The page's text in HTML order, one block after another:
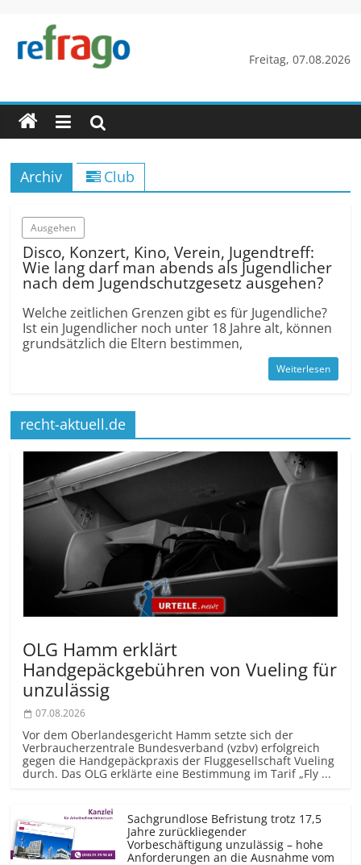
springen
Freitag, 07.08.2026
refrago
Rechtsfragen
online
verständlich
erklärt
Archiv Club
Ausgehen
Disco, Konzert, Kino, Verein, Jugendtreff:
Wie lang darf man abends als Jugendlicher
nach dem Jugendschutzgesetz ausgehen?
Welche zeitlichen Grenzen gibt es für Jugendliche?
Ist ein Jugendlicher noch unter 18 Jahre alt, können
grundsätzlich die Eltern bestimmen,
Weiterlesen
recht-aktuell.de
OLG Hamm erklärt
Handgepäckgebühren von Vueling für
unzulässig
07.08.2026
Vor dem Oberlandesgericht Hamm setzte sich der
Verbraucherzentrale Bundesverband (vzbv) erfolgreich
gegen die Handgepäckpraxis der Fluggesellschaft Vueling
durch. Das OLG erklärte eine Bestimmung im Tarif „Fly ...
Sachgrundlose Befristung trotz 17,5
Jahre zurückliegender
Vorbeschäftigung unzulässig – hohe
Anforderungen an die Ausnahme vom